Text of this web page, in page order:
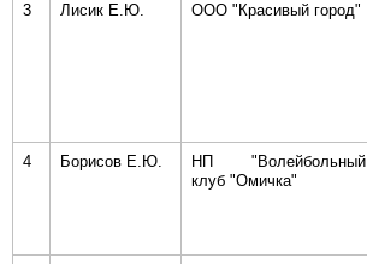
3 Лисик Е.Ю. ООО "Красивый город"
4 Борисов Е.Ю.
НП "Волейбольный
клуб "Омичка"